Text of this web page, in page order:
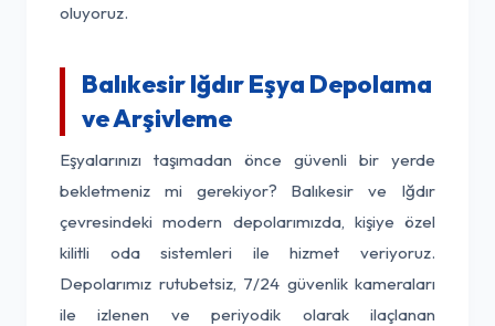
oluyoruz.
Balıkesir Iğdır Eşya Depolama
ve Arşivleme
Eşyalarınızı taşımadan önce güvenli bir yerde
bekletmeniz mi gerekiyor? Balıkesir ve Iğdır
çevresindeki modern depolarımızda, kişiye özel
kilitli oda sistemleri ile hizmet veriyoruz.
Depolarımız rutubetsiz, 7/24 güvenlik kameraları
ile izlenen ve periyodik olarak ilaçlanan